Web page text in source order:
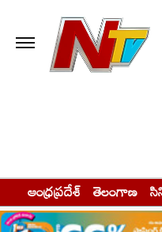
ఆంధ్రప్రదేశ్ తెలంగాణ